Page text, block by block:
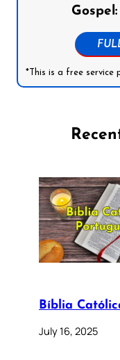
Gospel:
*This is a free service
Bíblia
July 16, 2025